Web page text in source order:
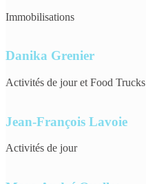
Immobilisations
Danika Grenier
Activités de jour et Food Trucks
Jean-François Lavoie
Activités de jour